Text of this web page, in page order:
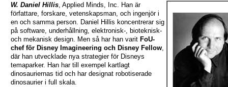
W. Daniel Hillis , Applied Minds, Inc. Han är
författare, forskare, vetenskapsman, och ingenjör i
en och samma person. Daniel Hillis koncentrerar sig
på software, underhållning, elektronisk-, bioteknisk-
och mekanisk design. Men så har han varit FoU-
chef för Disney Imagineering och Disney Fellow
där han utvecklade nya strategier för Disneys
temaparker. Han har till exempel kartlagt
dinosauriernas tid och har designat robotiserade
dinosaurier i full skala.